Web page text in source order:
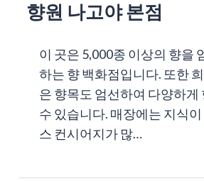
향원 나고야 본점
이 곳은 5,000종 이상의 향을
하는 향 백화점입니다. 또한
은 향목도 엄선하여 다양하게
수 있습니다. 매장에는 지식
스 컨시어지가 많…